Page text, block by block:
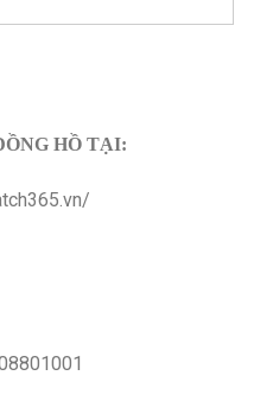
HỒ TẠI: